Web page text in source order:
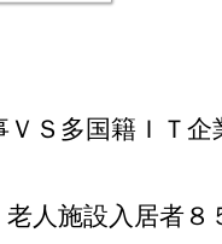
ＶＳ多国籍ＩＴ企
人施設入居者８